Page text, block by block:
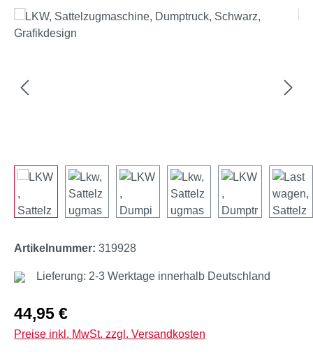
Bildergalerie überspringen
Artikelnummer: 319928
Lieferung: 2-3 Werktage innerhalb Deutschland
Regulärer Preis:
44,95 €
Preise inkl. MwSt. zzgl. Versandkosten